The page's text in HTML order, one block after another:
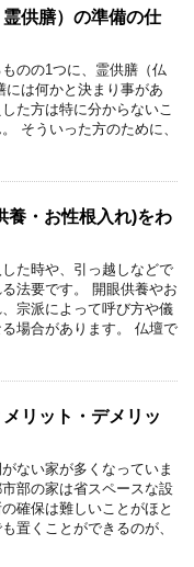
供膳）の準備の仕
のの1つに、霊供膳（仏
には何かと決まり事があ
た方は特に分からないこ
そういった方のために、
養・お性根入れ)をわ
た時や、引っ越しなどで
法要です。 開眼供養やお
宗派によって呼び方や儀
場合があります。 仏壇で
リット・デメリッ
ない家が多くなっていま
部の家は省スペースな設
確保は難しいことがほと
置くことができるのが、